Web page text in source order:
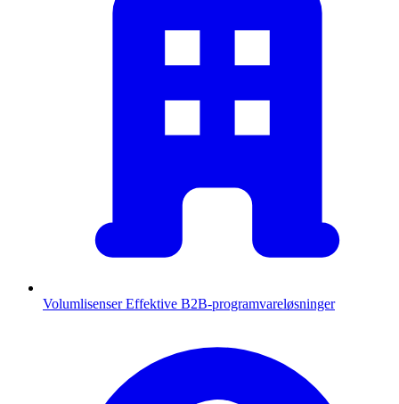
Volumlisenser Effektive B2B-programvareløsninger